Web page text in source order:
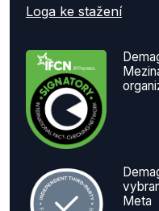
Loga ke stažení
Meta